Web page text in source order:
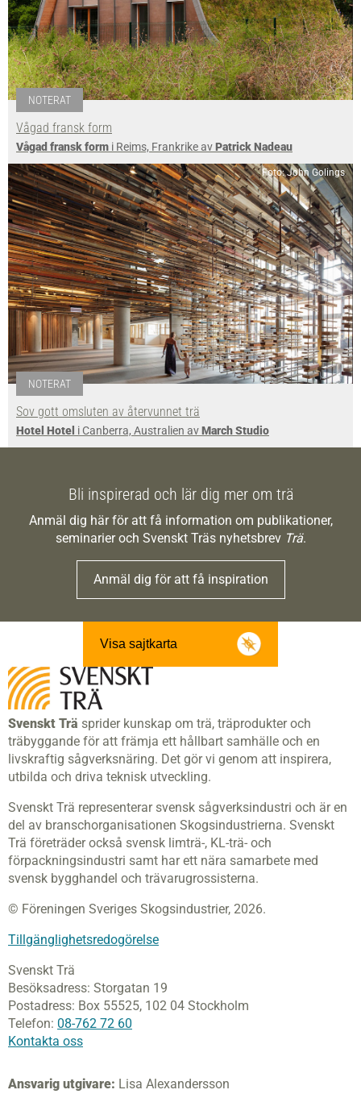
NOTERAT
Vågad fransk form
Vågad fransk form i Reims, Frankrike avPatrick Nadeau
Foto: John Golings
NOTERAT
Sov gott omsluten av återvunnet trä
Hotel Hotel i Canberra, Australien avMarch Studio
Bli inspirerad och lär dig mer om trä
Anmäl dig här för att få information om publikationer,
seminarier och Svenskt Träs nyhetsbrev Trä.
Anmäl dig för att få inspiration
Visa sajtkarta
Svenskt Trä sprider kunskap om trä, träprodukter och
träbyggande för att främja ett hållbart samhälle och en
livskraftig sågverksnäring. Det gör vi genom att inspirera,
utbilda och driva teknisk utveckling.
Svenskt Trä representerar svensk sågverksindustri och är en
del av branschorganisationen Skogsindustrierna. Svenskt
Trä företräder också svensk limträ-, KL-trä- och
förpackningsindustri samt har ett nära samarbete med
svensk bygghandel och trävarugrossisterna.
© Föreningen Sveriges Skogsindustrier, 2026.
Tillgänglighetsredogörelse
Svenskt Trä
Besöksadress: Storgatan 19
Postadress: Box 55525, 102 04 Stockholm
Telefon: 08-762 72 60
Kontakta oss
Ansvarig utgivare: Lisa Alexandersson